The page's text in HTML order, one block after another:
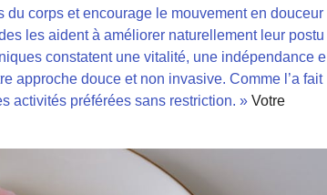
corps et encourage le mouvement en douceur
les aident à améliorer naturellement leur postu
constatent une vitalité, une indépendance e
approche douce et non invasive. Comme l’a fait
activités préférées sans restriction. » Votre